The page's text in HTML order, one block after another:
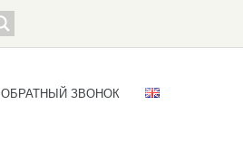
ОБРАТНЫЙ ЗВОНОК